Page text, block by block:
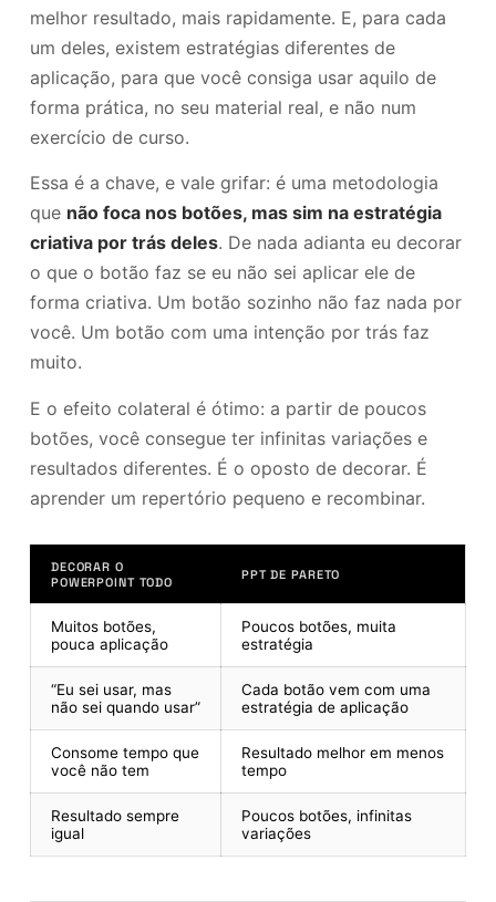
melhor resultado, mais rapidamente. E, para cada
um deles, existem estratégias diferentes de
aplicação, para que você consiga usar aquilo de
forma prática, no seu material real, e não num
exercício de curso.
Essa é a chave, e vale grifar: é uma metodologia
que não foca nos botões, mas sim na estratégia
criativa por trás deles. De nada adianta eu decorar
o que o botão faz se eu não sei aplicar ele de
forma criativa. Um botão sozinho não faz nada por
você. Um botão com uma intenção por trás faz
muito.
E o efeito colateral é ótimo: a partir de poucos
botões, você consegue ter infinitas variações e
resultados diferentes. É o oposto de decorar. É
aprender um repertório pequeno e recombinar.
DECORAR O
POWERPOINT TODO
PPT DE PARETO
Muitos botões,
pouca aplicação
Poucos botões, muita
estratégia
“Eu sei usar, mas
não sei quando usar”
Cada botão vem com uma
estratégia de aplicação
Consome tempo que
você não tem
Resultado melhor em menos
tempo
Resultado sempre
igual
Poucos botões, infinitas
variações